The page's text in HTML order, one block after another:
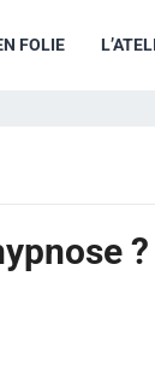
FOLIE
?